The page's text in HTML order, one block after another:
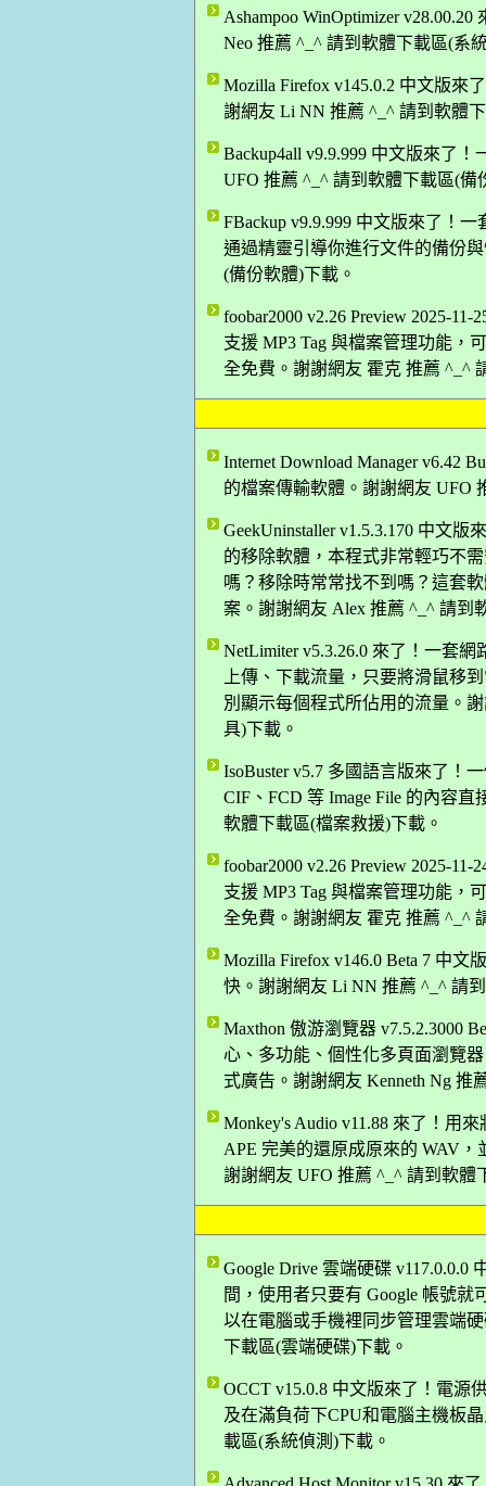
Ashampoo WinOptimizer
Neo 推薦 ^_^ 請到軟體下載區(系
Mozilla Firefox v145.0.2 中文版來
謝網友 Li NN 推薦 ^_^ 請到軟體
Backup4all v9.9.999 中文版來了
UFO 推薦 ^_^ 請到軟體下載區(備
FBackup v9.9.999 中文版來了！
通過精靈引導你進行文件的備份
(備份軟體)下載。
foobar2000 v2.26 Preview 2025-
支援 MP3 Tag 與檔案管理功能，
全免費。謝謝網友 霍克 推薦 ^_^
Internet Download Manager v6.42
的檔案傳輸軟體。謝謝網友 UFO
GeekUninstaller v1.5.3.170 中文
的移除軟體，本程式非常輕巧不
嗎？移除時常常找不到嗎？這套
案。謝謝網友 Alex 推薦 ^_^ 請到
NetLimiter v5.3.26.0 來了！一套
上傳、下載流量，只要將滑鼠移
別顯示每個程式所佔用的流量。
具)下載。
IsoBuster v5.7 多國語言版來了！
CIF、FCD 等 Image File 的內容
軟體下載區(檔案救援)下載。
foobar2000 v2.26 Preview 2025-
支援 MP3 Tag 與檔案管理功能，
全免費。謝謝網友 霍克 推薦 ^_^
Mozilla Firefox v146.0 Beta 7 中
快。謝謝網友 Li NN 推薦 ^_^ 請
Maxthon 傲游瀏覽器 v7.5.2.3000
心、多功能、個性化多頁面瀏覽
式廣告。謝謝網友 Kenneth Ng 推
Monkey's Audio v11.88 來了！用
APE 完美的還原成原來的 WAV，
謝謝網友 UFO 推薦 ^_^ 請到軟體
Google Drive 雲端硬碟 v117.0.0.0
間，使用者只要有 Google 帳號就
以在電腦或手機裡同步管理雲端
下載區(雲端硬碟)下載。
OCCT v15.0.8 中文版來了！電源
及在滿負荷下CPU和電腦主機板
載區(系統偵測)下載。